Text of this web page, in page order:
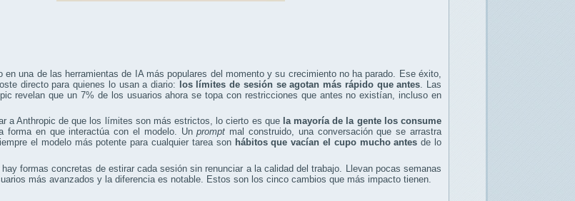
en una de las herramientas de IA más populares del momento y su crecimiento no ha parado. Ese éxito,
directo para quienes lo usan a diario:
los límites de sesión se agotan más rápido que antes . Las
revelan que un 7% de los usuarios ahora se topa con restricciones que antes no existían, incluso en
a Anthropic de que los límites son más estrictos, lo cierto es que la mayoría de la gente los consume
forma en que interactúa con el modelo. Unprompt mal construido, una conversación que se arrastra
el modelo más potente para cualquier tarea son hábitos que vacían el cupo mucho antes de lo
hay formas concretas de estirar cada sesión sin renunciar a la calidad del trabajo. Llevan pocas semanas
más avanzados y la diferencia es notable. Estos son los cinco cambios que más impacto tienen.